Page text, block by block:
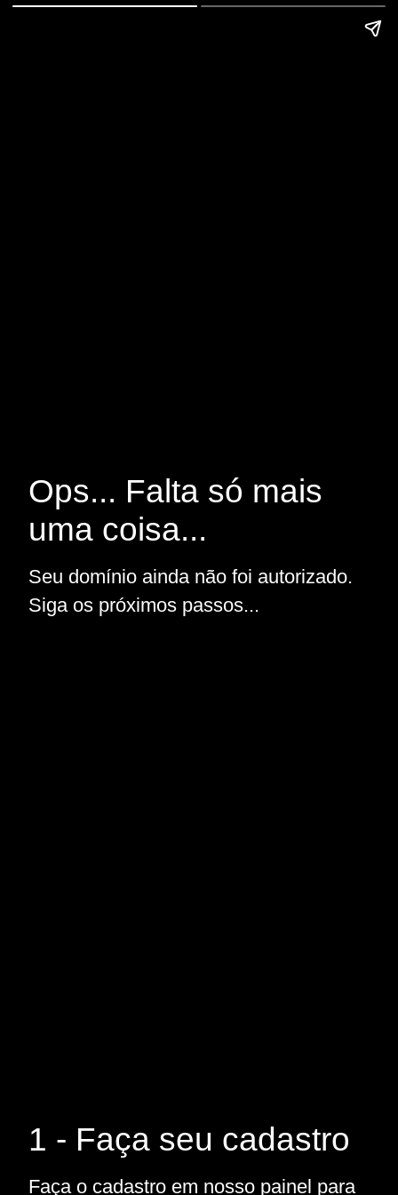
Ops... Falta só mais
uma coisa...
Seu domínio ainda não foi autorizado.
Siga os próximos passos...
1 - Faça seu cadastro
Faça o cadastro em nosso painel para